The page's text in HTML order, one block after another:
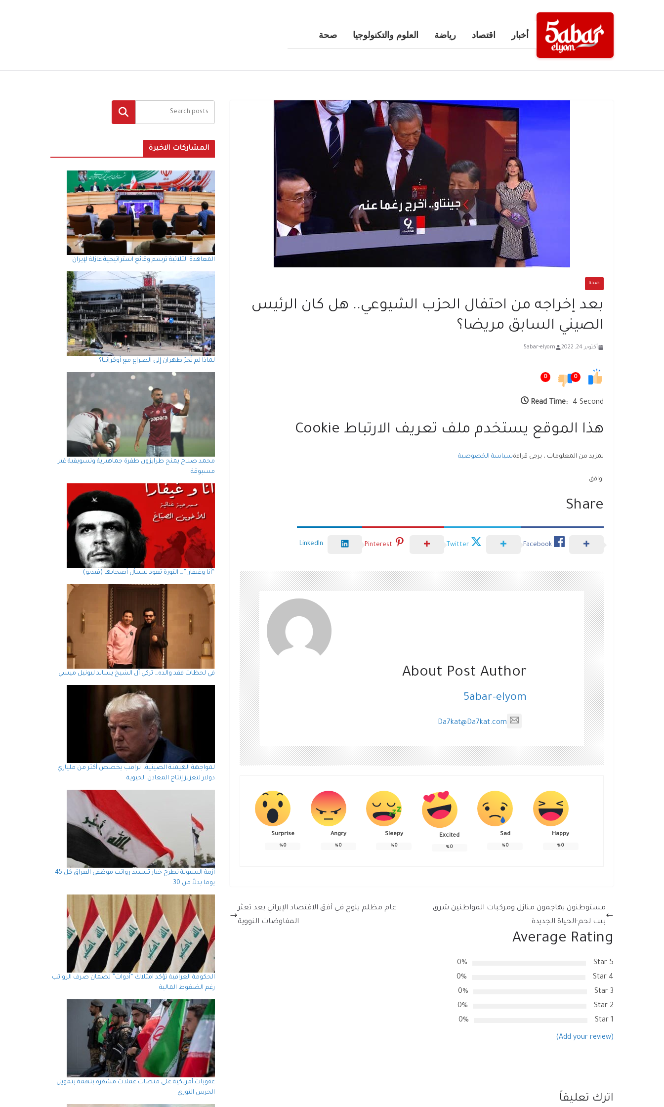
أخبار اقتصاد رياضة العلوم والتكنولوجيا صحة
صحة
بعد إخراجه من احتفال الحزب الشيوعي.. هل كان الرئيس
الصيني السابق مريضا؟
أكتوبر 24, 2022 5abar-elyom
0
0
Read Time: 4 Second
هذا الموقع يستخدم ملف تعريف الارتباط Cookie
لمزيد من المعلومات ، يرجى قراءةسياسة الخصوصية
اوافق
Share
Facebook
Twitter
Pinterest
LinkedIn
About Post Author
5abar-elyom
Da7kat@Da7kat.com
Happy
0
%
Sad
0
%
Excited
0
%
Sleepy
0
%
Angry
0
%
Surprise
0
%
مستوطنون يهاجمون منازل ومركبات المواطنين شرق
بيت لحم-الحياة الجديدة
عام مظلم يلوح في أفق الاقتصاد الإيراني بعد تعثر
المفاوضات النووية
Average Rating
5 Star
0%
4 Star
0%
3 Star
0%
2 Star
0%
1 Star
0%
(Add your review)
اترك تعليقاً
البحث
المشاركات الاخيرة
المعاهدة الثلاثية ترسم وقائع استراتيجية عازلة لإيران
لماذا لم تُجرّ طهران إلى الصراع مع أوكرانيا؟
محمد صلاح يمنح طرابزون طفرة جماهيرية وتسويقية غير
مسبوقة
“أنا وغيفارا”… الثورة تعود لتسأل أصحابها (فيديو)
في لحظات فقد والده… تركي آل الشيخ يساند ليونيل ميسي
لمواجهة الهيمنة الصينية.. ترامب يخصص أكثر من ملياري
دولار لتعزيز إنتاج المعادن الحيوية
أزمة السيولة تطرح خيار تسديد رواتب موظفي العراق كل 45
يوما بدلاً من 30
الحكومة العراقية تؤكد امتلاك “أدوات” لضمان صرف الرواتب
رغم الضغوط المالية
عقوبات أمريكية على منصات عملات مشفرة بتهمة بتمويل
الحرس الثوري